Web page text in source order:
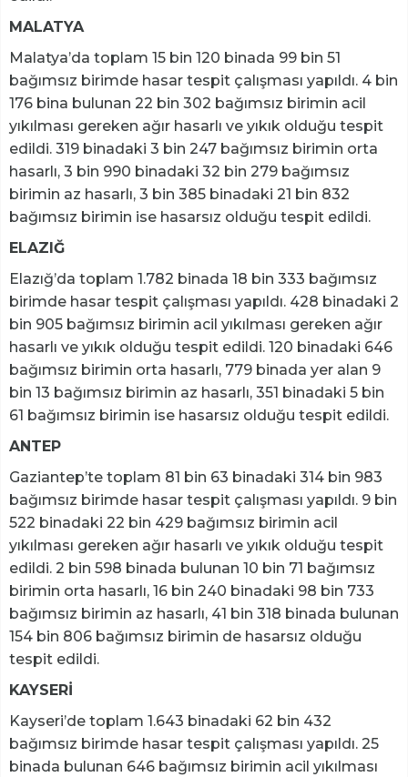
MALATYA
Malatya’da toplam 15 bin 120 binada 99 bin 51
bağımsız birimde hasar tespit çalışması yapıldı. 4 bin
176 bina bulunan 22 bin 302 bağımsız birimin acil
yıkılması gereken ağır hasarlı ve yıkık olduğu tespit
edildi. 319 binadaki 3 bin 247 bağımsız birimin orta
hasarlı, 3 bin 990 binadaki 32 bin 279 bağımsız
birimin az hasarlı, 3 bin 385 binadaki 21 bin 832
bağımsız birimin ise hasarsız olduğu tespit edildi.
ELAZIĞ
Elazığ’da toplam 1.782 binada 18 bin 333 bağımsız
birimde hasar tespit çalışması yapıldı. 428 binadaki 2
bin 905 bağımsız birimin acil yıkılması gereken ağır
hasarlı ve yıkık olduğu tespit edildi. 120 binadaki 646
bağımsız birimin orta hasarlı, 779 binada yer alan 9
bin 13 bağımsız birimin az hasarlı, 351 binadaki 5 bin
61 bağımsız birimin ise hasarsız olduğu tespit edildi.
ANTEP
Gaziantep’te toplam 81 bin 63 binadaki 314 bin 983
bağımsız birimde hasar tespit çalışması yapıldı. 9 bin
522 binadaki 22 bin 429 bağımsız birimin acil
yıkılması gereken ağır hasarlı ve yıkık olduğu tespit
edildi. 2 bin 598 binada bulunan 10 bin 71 bağımsız
birimin orta hasarlı, 16 bin 240 binadaki 98 bin 733
bağımsız birimin az hasarlı, 41 bin 318 binada bulunan
154 bin 806 bağımsız birimin de hasarsız olduğu
tespit edildi.
KAYSERİ
Kayseri’de toplam 1.643 binadaki 62 bin 432
bağımsız birimde hasar tespit çalışması yapıldı. 25
binada bulunan 646 bağımsız birimin acil yıkılması